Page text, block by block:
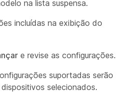
na lista suspensa.
incluídas na exibição do
e revise as configurações.
suportadas serão
selecionados.